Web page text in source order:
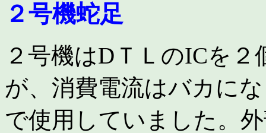
２号機蛇足
２号機はDＴＬのICを
が、消費電流はバカに
で使用していました。